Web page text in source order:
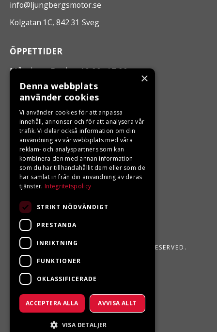
info@ljungbergsmotor.se
Kolgatan 1C, 842 31 Sveg
ÖPPETTIDER
Måndag - Fredag 10.00 -17.00
LJUNGBERGS MOTOR
Din BRP återförsäljare i Sveg!
LJUNGBERGS MOTOR 2026. ALL RIGHTS RESERVED.
POWERED BY EMPORI CMS
×
Denna webbplats
använder cookies
Vi använder cookies för att anpassa
innehåll, annonser och för att analysera vår
trafik. Vi delar också information om din
användning av vår webbplats med våra
reklam- och analyspartners som kan
kombinera den med annan information
som du har tillhandahållit dem eller som de
har samlat in från din användning av deras
tjänster. Integritetspolicy
STRIKT NÖDVÄNDIGT
PRESTANDA
INRIKTNING
FUNKTIONER
OKLASSIFICERADE
ACCEPTERA ALLA AVVISA ALLT
VISA DETALJER